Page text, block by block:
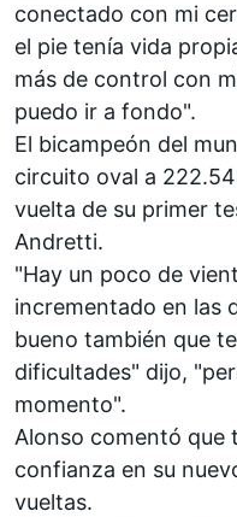
conectado con mi
el pie tenía vida
más de control con
puedo ir a fondo".
El bicampeón del
circuito oval a
vuelta de su primer
Andretti.
"Hay un poco de
incrementado en las
bueno también que
dificultades" dijo,
momento".
Alonso comentó que
confianza en su
vueltas.